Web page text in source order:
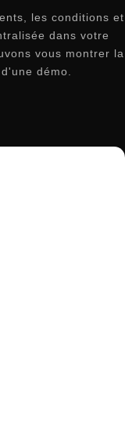
les conditions et
dans votre
vous montrer la
démo.